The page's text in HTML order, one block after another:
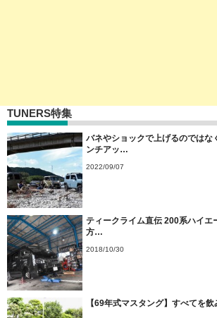
TUNERS特集
バネやショックで上げるのではな
ンチアッ…
2022/09/07
ティークライム直伝 200系ハイエ
方…
2018/10/30
【69年式マスタング】すべてを